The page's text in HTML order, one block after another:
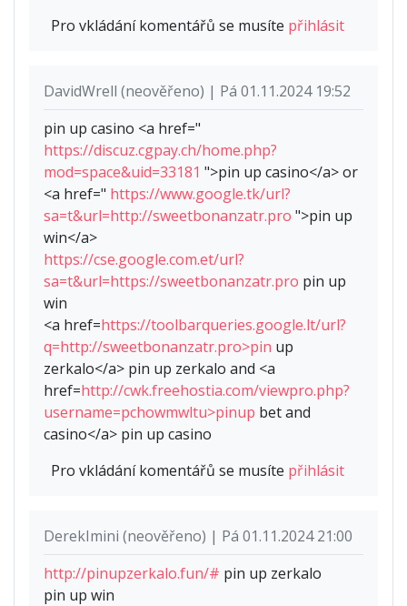
Pro vkládání komentářů se musíte přihlásit
DavidWrell (neověřeno) | Pá 01.11.2024 19:52
pin up casino <a href="
https://discuz.cgpay.ch/home.php?
mod=space&uid=33181 ">pin up casino</a> or
<a href=" https://www.google.tk/url?
sa=t&url=http://sweetbonanzatr.pro ">pin up
win</a>
https://cse.google.com.et/url?
sa=t&url=https://sweetbonanzatr.pro pin up
win
<a href=https://toolbarqueries.google.lt/url?
q=http://sweetbonanzatr.pro>pin up
zerkalo</a> pin up zerkalo and <a
href=http://cwk.freehostia.com/viewpro.php?
username=pchowmwltu>pinup bet and
casino</a> pin up casino
Pro vkládání komentářů se musíte přihlásit
DerekImini (neověřeno) | Pá 01.11.2024 21:00
http://pinupzerkalo.fun/# pin up zerkalo
pin up win